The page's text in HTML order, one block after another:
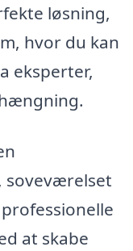
løsning,
hvor du kan
eksperter,
soveværelset
at skabe